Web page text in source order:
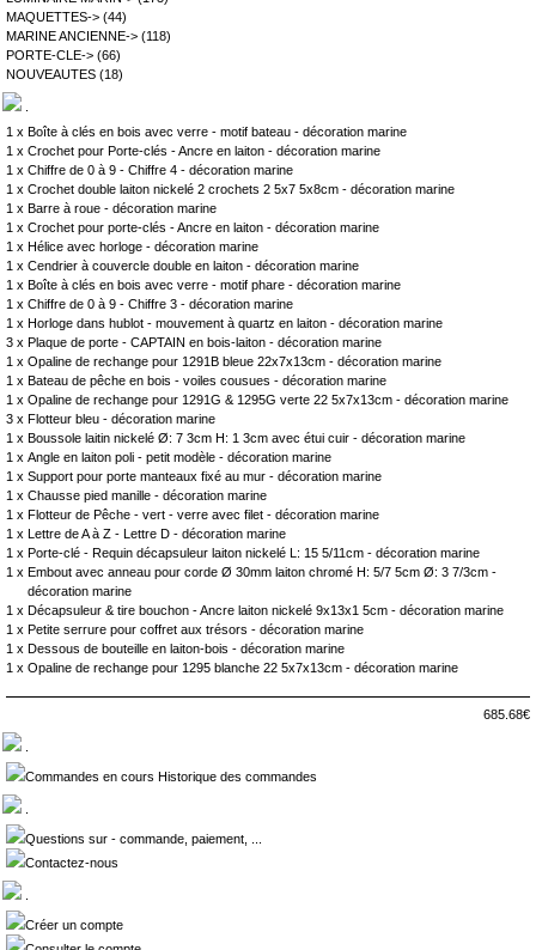
MAQUETTES-> (44)
MARINE ANCIENNE-> (118)
PORTE-CLE-> (66)
NOUVEAUTES (18)
1 x Boîte à clés en bois avec verre - motif bateau - décoration marine
1 x Crochet pour Porte-clés - Ancre en laiton - décoration marine
1 x Chiffre de 0 à 9 - Chiffre 4 - décoration marine
1 x Crochet double laiton nickelé 2 crochets 2 5x7 5x8cm - décoration marine
1 x Barre à roue - décoration marine
1 x Crochet pour porte-clés - Ancre en laiton - décoration marine
1 x Hélice avec horloge - décoration marine
1 x Cendrier à couvercle double en laiton - décoration marine
1 x Boîte à clés en bois avec verre - motif phare - décoration marine
1 x Chiffre de 0 à 9 - Chiffre 3 - décoration marine
1 x Horloge dans hublot - mouvement à quartz en laiton - décoration marine
3 x Plaque de porte - CAPTAIN en bois-laiton - décoration marine
1 x Opaline de rechange pour 1291B bleue 22x7x13cm - décoration marine
1 x Bateau de pêche en bois - voiles cousues - décoration marine
1 x Opaline de rechange pour 1291G & 1295G verte 22 5x7x13cm - décoration marine
3 x Flotteur bleu - décoration marine
1 x Boussole laitin nickelé Ø: 7 3cm H: 1 3cm avec étui cuir - décoration marine
1 x Angle en laiton poli - petit modèle - décoration marine
1 x Support pour porte manteaux fixé au mur - décoration marine
1 x Chausse pied manille - décoration marine
1 x Flotteur de Pêche - vert - verre avec filet - décoration marine
1 x
Lettre de A à Z - Lettre D - décoration marine
1 x Porte-clé - Requin décapsuleur laiton nickelé L: 15 5/11cm - décoration marine
1 x Embout avec anneau pour corde Ø 30mm laiton chromé H: 5/7 5cm Ø: 3 7/3cm -
décoration marine
1 x Décapsuleur & tire bouchon - Ancre laiton nickelé 9x13x1 5cm - décoration marine
1 x Petite serrure pour coffret aux trésors - décoration marine
1 x Dessous de bouteille en laiton-bois - décoration marine
1 x Opaline de rechange pour 1295 blanche 22 5x7x13cm - décoration marine
685.68€
Commandes en cours Historique des commandes
Questions sur - commande, paiement, ...
Contactez-nous
Créer un compte